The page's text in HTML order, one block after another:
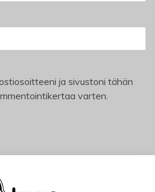
ja sivustoni tähän
varten.